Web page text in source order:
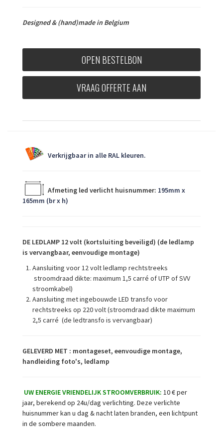
Designed & (hand)made in Belgium
OPEN BESTELBON
VRAAG OFFERTE AAN
Verkrijgbaar in alle RAL kleuren.
Afmeting led verlicht huisnummer: 195mm x
165mm (br x h)
DE LEDLAMP 12 volt (kortsluiting beveiligd) (de ledlamp
is vervangbaar, eenvoudige montage)
Aansluiting voor 12 volt ledlamp rechtstreeks
stroomdraad dikte: maximum 1,5 carré of UTP of SVV
stroomkabel)
Aansluiting met ingebouwde LED transfo voor
rechtstreeks op 220 volt (stroomdraad dikte maximum
2,5 carré (de ledtransfo is vervangbaar)
GELEVERD MET : montageset, eenvoudige montage,
handleiding foto's, ledlamp
UW ENERGIE VRIENDELIJK STROOMVERBRUIK: 10 € per
jaar, berekend op 24u/dag verlichting. Deze verlichte
huisnummer kan u dag & nacht laten branden, een lichtpunt
in de sombere maanden.